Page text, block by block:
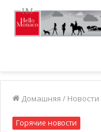
Домашняя / Новости
Горячие новости